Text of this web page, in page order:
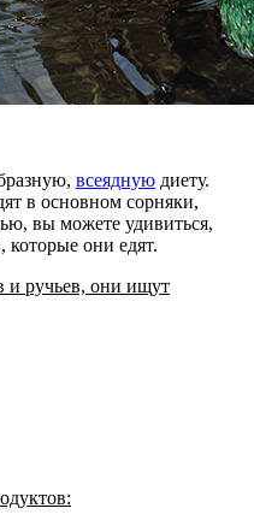
всеядную диету.
в основном сорняки,
вы можете удивиться,
которые они едят.
и ручьев, они ищут